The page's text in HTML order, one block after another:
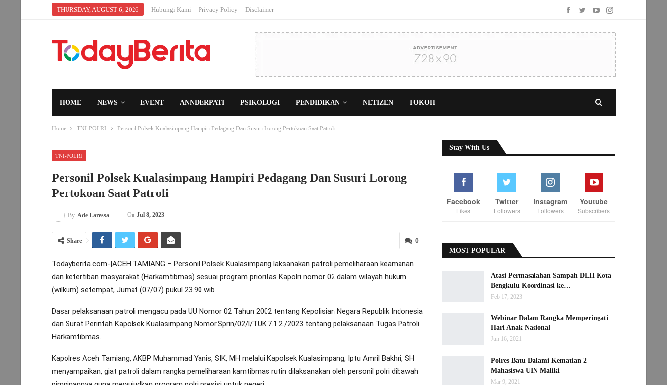
THURSDAY, AUGUST 6, 2026 Hubungi Kami Privacy Policy Disclaimer
HOME NEWS EVENT ANNDERPATI PSIKOLOGI PENDIDIKAN NETIZEN TOKOH
Home TNI-POLRI Personil Polsek Kualasimpang Hampiri Pedagang Dan Susuri Lorong Pertokoan Saat Patroli
TNI-POLRI
Personil Polsek Kualasimpang Hampiri Pedagang Dan Susuri Lorong
Pertokoan Saat Patroli
By Ade Laressa On Jul 8, 2023
0
Share
Todayberita.com-|ACEH TAMIANG – Personil Polsek Kualasimpang laksanakan patroli pemeliharaan keamanan
dan ketertiban masyarakat (Harkamtibmas) sesuai program prioritas Kapolri nomor 02 dalam wilayah hukum
(wilkum) setempat, Jumat (07/07) pukul 23.90 wib
Dasar pelaksanaan patroli mengacu pada UU Nomor 02 Tahun 2002 tentang Kepolisian Negara Republik Indonesia
dan Surat Perintah Kapolsek Kualasimpang Nomor.Sprin/02/l/TUK.7.1.2./2023 tentang pelaksanaan Tugas Patroli
Harkamtibmas.
Kapolres Aceh Tamiang, AKBP Muhammad Yanis, SIK, MH melalui Kapolsek Kualasimpang, Iptu Amril Bakhri, SH
menyampaikan, giat patroli dalam rangka pemeliharaan kamtibmas rutin dilaksanakan oleh personil polri dibawah
Stay With Us
Facebook
Likes
Twitter
Followers
Instagram
Followers
Youtube
Subscribers
MOST POPULAR
Atasi Permasalahan Sampah DLH Kota
Bengkulu Koordinasi ke…
Feb 17, 2023
Webinar Dalam Rangka Memperingati
Hari Anak Nasional
Jun 16, 2021
Polres Batu Dalami Kematian 2
Mahasiswa UIN Maliki
Mar 9, 2021